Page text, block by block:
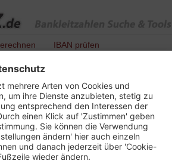
IBAN prüfen
mit der Ortsnummer
Name der Bank
mehrere Arten von Cookies und
um ihre Dienste anzubieten, stetig zu
entsprechend den Interessen der
einen Klick auf 'Zustimmen' geben
Sie können die Verwendung
ändern' hier auch einzeln
und danach jederzeit über 'Cookie-
wieder ändern.